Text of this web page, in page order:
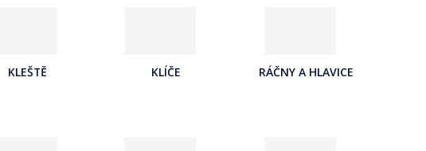
e
KLEŠTĚ KLÍČE RÁČNY A HLAVICE